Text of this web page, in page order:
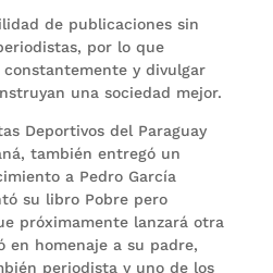
de publicaciones sin
por lo que
y divulgar
una sociedad mejor.
Deportivos del Paraguay
también entregó un
a Pedro García
su libro Pobre pero
próximamente lanzará otra
en homenaje a su padre,
periodista y uno de los